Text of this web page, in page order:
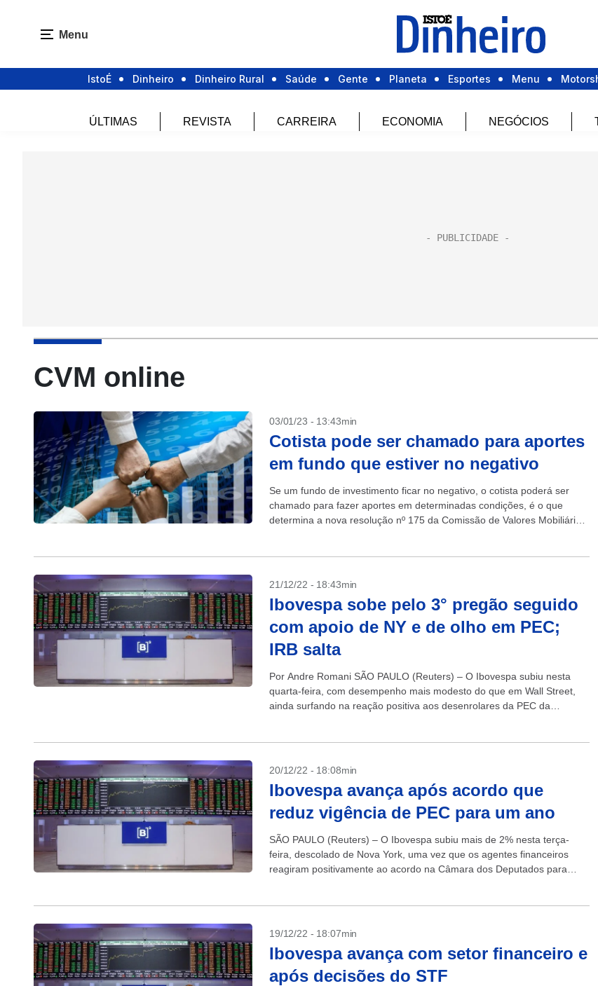
Menu
IstoÉ Dinheiro Dinheiro Rural Saúde Gente Planeta Esportes Menu
ÚLTIMAS REVISTA CARREIRA ECONOMIA NEGÓCIOS
CVM online
03/01/23 - 13:43min
Cotista pode ser chamado para aportes
em fundo que estiver no negativo
Se um fundo de investimento ficar no negativo, o cotista poderá ser
chamado para fazer aportes em determinadas condições, é o que
determina a nova resolução nº 175 da Comissão de Valores Mobiliários
21/12/22 - 18:43min
Ibovespa sobe pelo 3° pregão seguido
com apoio de NY e de olho em PEC;
IRB salta
Por Andre Romani SÃO PAULO (Reuters) – O Ibovespa subiu nesta
quarta-feira, com desempenho mais modesto do que em Wall Street,
ainda surfando na reação positiva aos desenrolares da PEC da
20/12/22 - 18:08min
Ibovespa avança após acordo que
reduz vigência de PEC para um ano
SÃO PAULO (Reuters) – O Ibovespa subiu mais de 2% nesta terça-
feira, descolado de Nova York, uma vez que os agentes financeiros
reagiram positivamente ao acordo na Câmara dos Deputados para
19/12/22 - 18:07min
Ibovespa avança com setor financeiro e
após decisões do STF